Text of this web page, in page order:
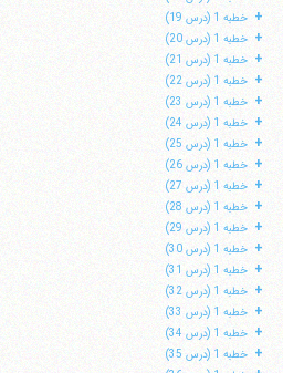
+ خطبه 1 (درس 19)
+ خطبه 1 (درس 20)
+ خطبه 1 (درس 21)
+ خطبه 1 (درس 22)
+ خطبه 1 (درس 23)
+ خطبه 1 (درس 24)
+ خطبه 1 (درس 25)
+ خطبه 1 (درس 26)
+ خطبه 1 (درس 27)
+ خطبه 1 (درس 28)
+ خطبه 1 (درس 29)
+ خطبه 1 (درس 30)
+ خطبه 1 (درس 31)
+ خطبه 1 (درس 32)
+ خطبه 1 (درس 33)
+ خطبه 1 (درس 34)
+ خطبه 1 (درس 35)